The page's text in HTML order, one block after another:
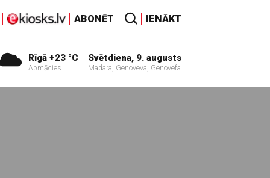
ABONĒT IENĀKT
Rīgā +23 °C
Apmācies
Svētdiena, 9. augusts
Madara, Genoveva, Genovefa